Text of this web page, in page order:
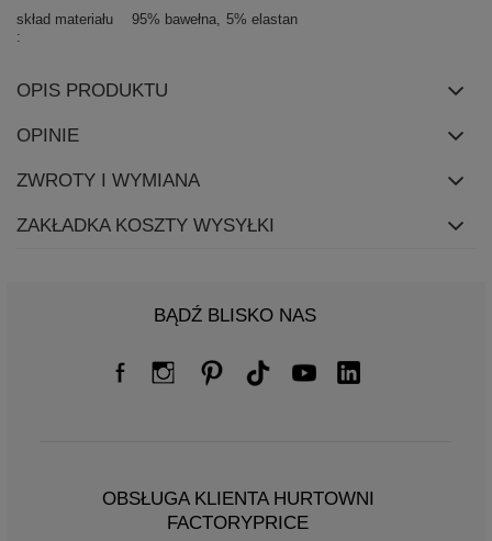
skład materiału
95% bawełna 5% elastan
OPIS PRODUKTU
OPINIE
ZWROTY I WYMIANA
ZAKŁADKA KOSZTY WYSYŁKI
BĄDŹ BLISKO NAS
OBSŁUGA KLIENTA HURTOWNI
FACTORYPRICE